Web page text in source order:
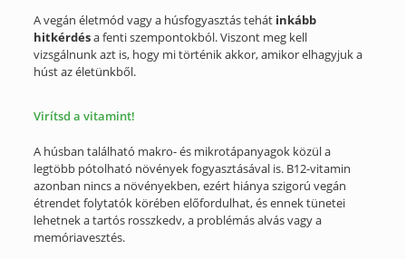
A vegán életmód vagy a húsfogyasztás tehát inkább
hitkérdésa fenti szempontokból. Viszont meg kell
vizsgálnunk azt is, hogy mi történik akkor, amikor elhagyjuk a
húst az életünkből.
Virítsd a vitamint!
A húsban található makro- és mikrotápanyagok közül a
legtöbb pótolható növények fogyasztásával is. B12-vitamin
azonban nincs a növényekben, ezért hiánya szigorú vegán
étrendet folytatók körében előfordulhat, és ennek tünetei
lehetnek a tartós rosszkedv, a problémás alvás vagy a
memóriavesztés.